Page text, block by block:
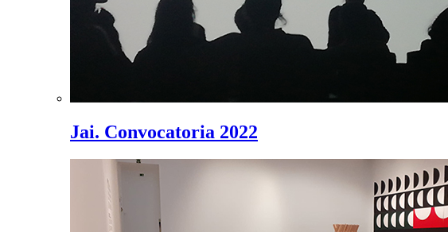
Jai. Convocatoria 2022